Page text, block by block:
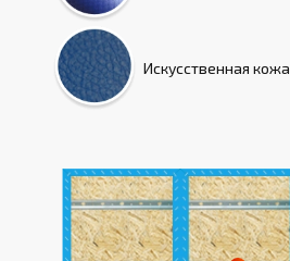
Искусcтвенная кожа